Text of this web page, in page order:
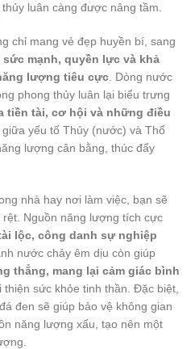
luân càng được nâng tầm.
chỉ mang vẻ đẹp huyền bí, sang
sức mạnh, quyền lực và khả
lượng tiêu cực. Dòng nước
phong thủy luân lại biểu trưng
tiền tài, cơ hội và những điều
yếu tố Thủy (nước) và Thổ
lượng cân bằng, thúc đẩy
nhà hay nơi làm việc, bạn sẽ
Nguồn năng lượng tích cực
lộc, công danh sự nghiệp
nước chảy êm dịu còn giúp
thẳng, mang lại cảm giác bình
thiện sức khỏe tinh thần. Đặc biệt,
đen sẽ giúp bảo vệ không gian
năng lượng xấu, tạo nên một